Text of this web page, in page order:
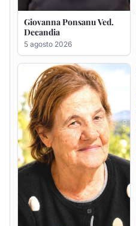
Maria Antonietta Orrù
ved. Peddio
5 agosto 2026